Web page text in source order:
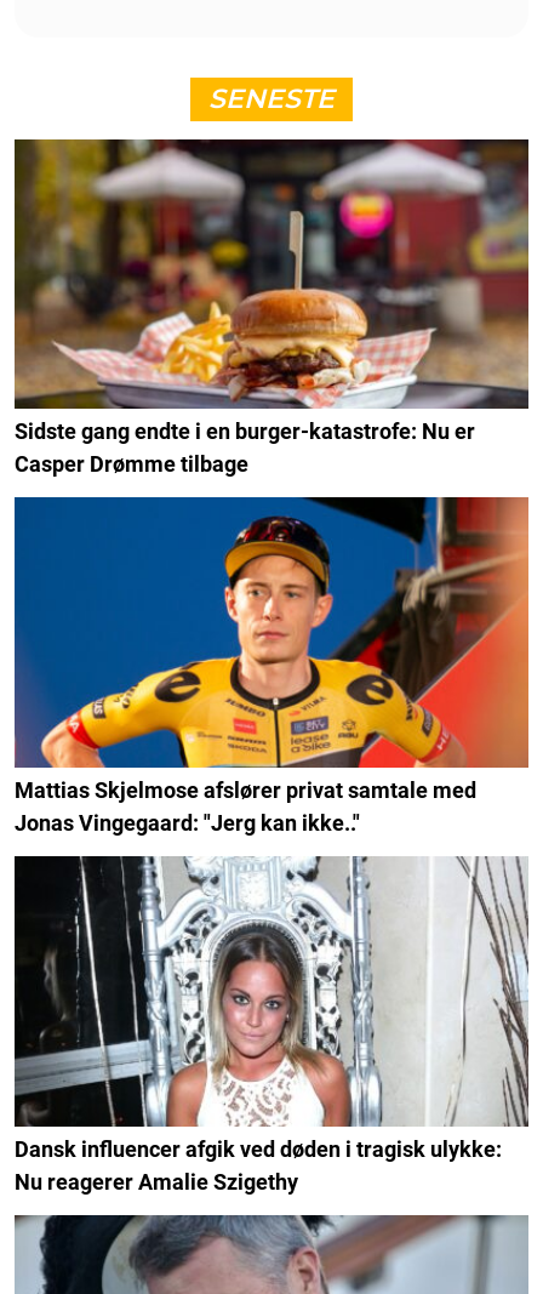
SENESTE
Sidste gang endte i en burger-katastrofe: Nu er
Casper Drømme tilbage
Mattias Skjelmose afslører privat samtale med
Jonas Vingegaard: "Jerg kan ikke.."
Dansk influencer afgik ved døden i tragisk ulykke:
Nu reagerer Amalie Szigethy